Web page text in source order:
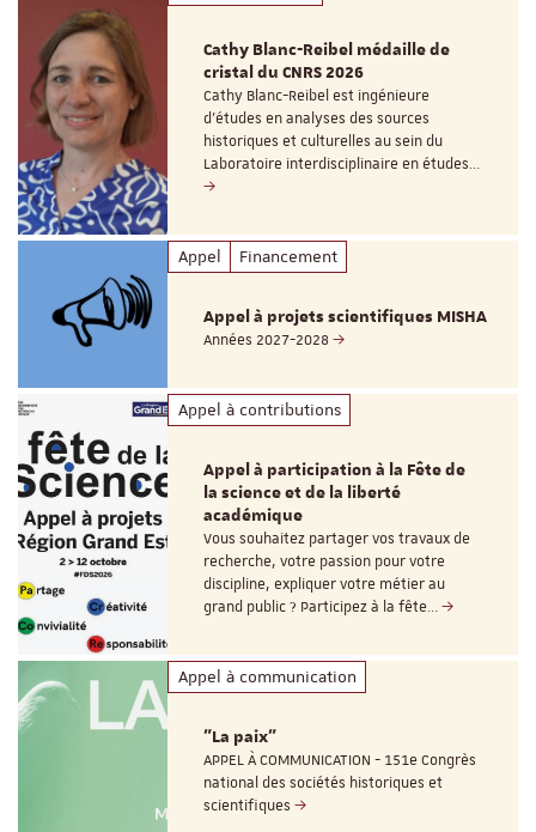
Cathy Blanc-Reibel médaille de
cristal du CNRS 2026
Cathy Blanc-Reibel est ingénieure
d’études en analyses des sources
historiques et culturelles au sein du
Laboratoire interdisciplinaire en études…
Appel Financement
Appel à projets scientifiques MISHA
Années 2027-2028
Appel à contributions
Appel à participation à la Fête de
la science et de la liberté
académique
Vous souhaitez partager vos travaux de
recherche, votre passion pour votre
discipline, expliquer votre métier au
grand public ? Participez à la fête…
Appel à communication
"La paix"
APPEL À COMMUNICATION - 151e Congrès
national des sociétés historiques et
scientifiques